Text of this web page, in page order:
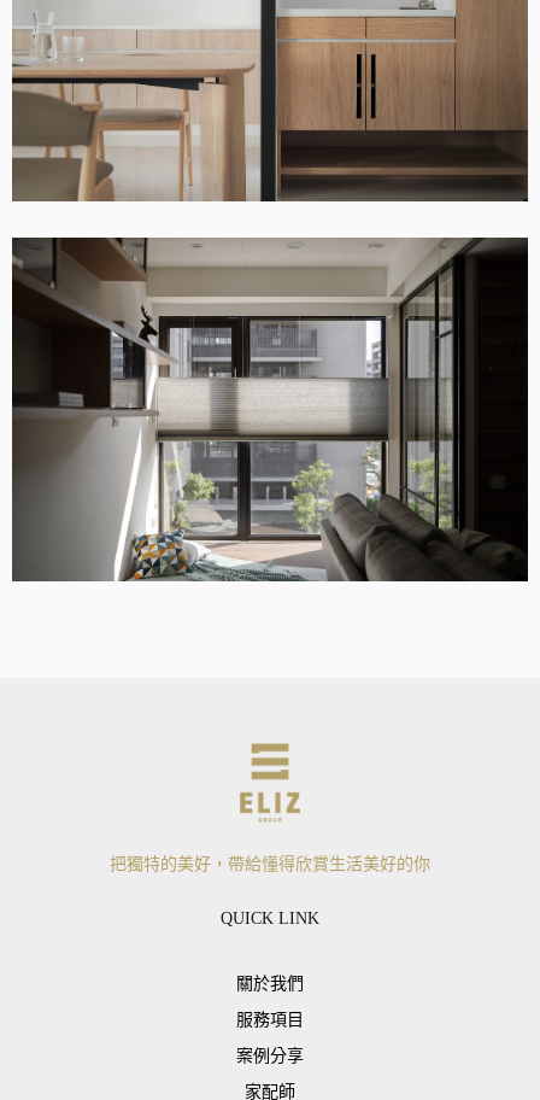
把獨特的美好，帶給懂得欣賞生活美好的你
QUICK LINK
關於我們
服務項目
案例分享
家配師